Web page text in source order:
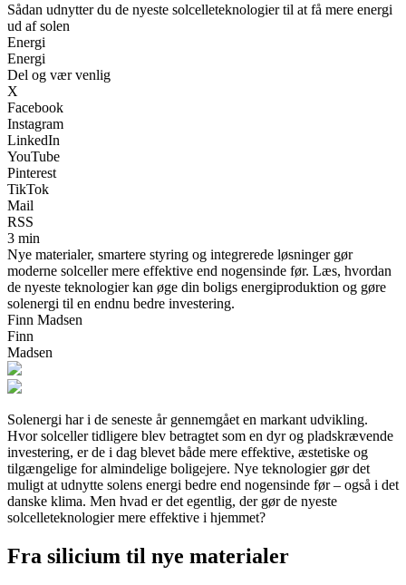
Sådan udnytter du de nyeste solcelleteknologier til at få mere energi
ud af solen
Energi
Energi
Del og vær venlig
X
Facebook
Instagram
LinkedIn
YouTube
Pinterest
TikTok
Mail
RSS
3 min
Nye materialer, smartere styring og integrerede løsninger gør
moderne solceller mere effektive end nogensinde før. Læs, hvordan
de nyeste teknologier kan øge din boligs energiproduktion og gøre
solenergi til en endnu bedre investering.
Finn Madsen
Finn
Madsen
Solenergi har i de seneste år gennemgået en markant udvikling.
Hvor solceller tidligere blev betragtet som en dyr og pladskrævende
investering, er de i dag blevet både mere effektive, æstetiske og
tilgængelige for almindelige boligejere. Nye teknologier gør det
muligt at udnytte solens energi bedre end nogensinde før – også i det
danske klima. Men hvad er det egentlig, der gør de nyeste
solcelleteknologier mere effektive i hjemmet?
Fra silicium til nye materialer